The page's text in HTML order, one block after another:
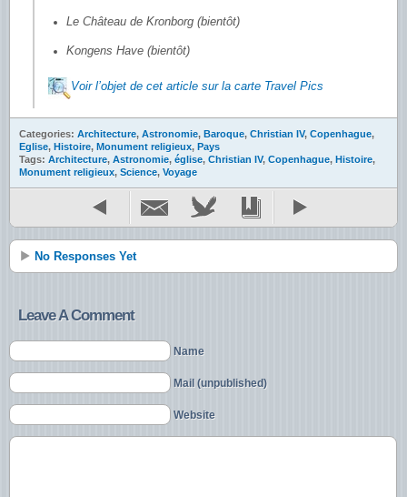
Le Château de Kronborg (bientôt)
Kongens Have (bientôt)
Voir l’objet de cet article sur la carte Travel Pics
Categories: Architecture, Astronomie, Baroque, Christian IV, Copenhague,
Eglise, Histoire, Monument religieux, Pays
Tags: Architecture, Astronomie, église, Christian IV, Copenhague, Histoire,
Monument religieux, Science, Voyage
No Responses Yet
Leave A Comment
Name
Mail (unpublished)
Website